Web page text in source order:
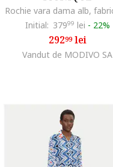
Initial: 37999 lei - 22%
29299lei
Vandut de MODIVO SA